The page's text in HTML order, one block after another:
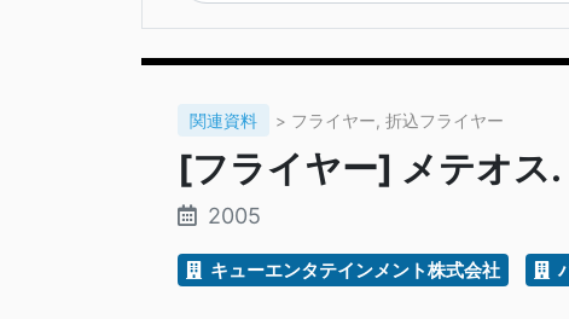
関連資料 > フライヤー, 折込フライヤー
[フライヤー] メテオス.
2005
キューエンタテインメント株式会社